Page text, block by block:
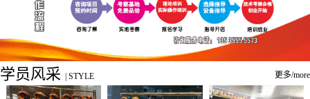
学员风采 STYLE 更多/more